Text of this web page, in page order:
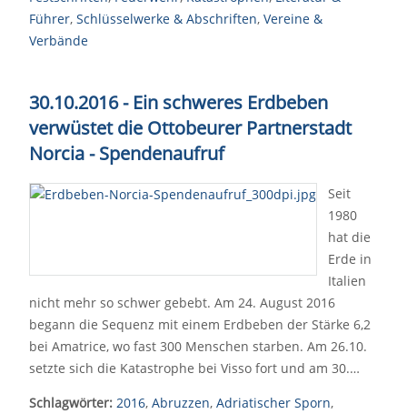
Führer, Schlüsselwerke & Abschriften, Vereine &
Verbände
30.10.2016 - Ein schweres Erdbeben
verwüstet die Ottobeurer Partnerstadt
Norcia - Spendenaufruf
Seit
1980
hat die
Erde in
Italien
nicht mehr so schwer gebebt. Am 24. August 2016
begann die Sequenz mit einem Erdbeben der Stärke 6,2
bei Amatrice, wo fast 300 Menschen starben. Am 26.10.
setzte sich die Katastrophe bei Visso fort und am 30.…
Schlagwörter: 2016, Abruzzen, Adriatischer Sporn,